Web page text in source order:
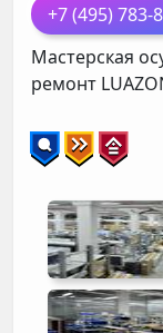
+7 (495) 783-
Мастерская
ремонт